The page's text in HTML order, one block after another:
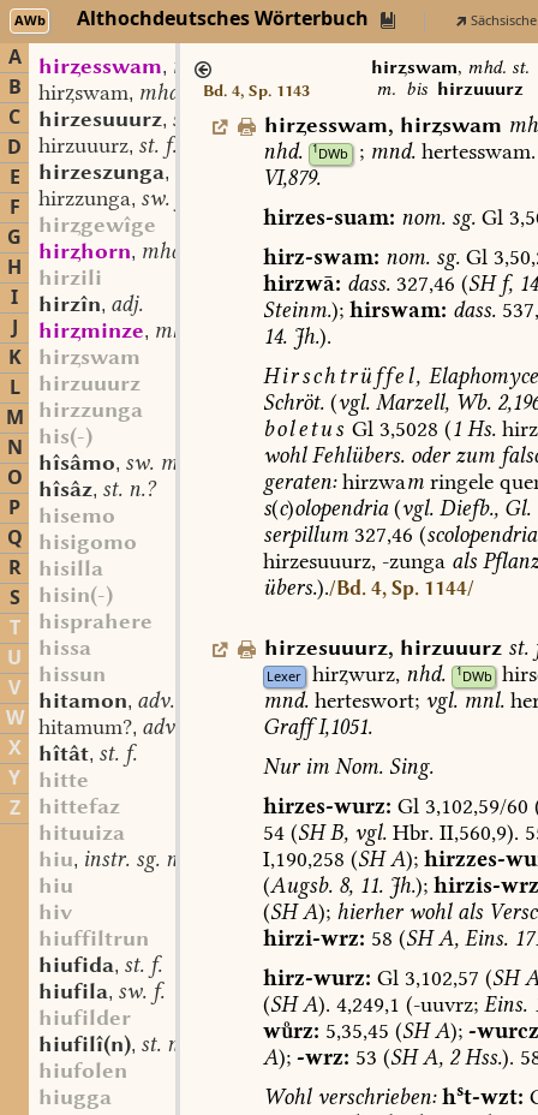
AWb Althochdeutsches Wörterbuch
A
B
C
D
E
F
G
H
I
J
K
L
M
N
O
P
Q
R
S
T
U
V
W
X
Y
Z
hiresswam, mhd. st. m.
hirswam, mhd. st. m.
hirzesuuurz, st. f.
hirzuuurz, st. f.
hirzeszunga,
hirzzunga, sw. f.
hirgewîge
hirhorn, mhd. st. n.
hirzili
hirzîn, adj.
hirminze, mhd. st. sw. f.
hirswam
hirzuuurz
hirzzunga
his(-)
hîsâmo, sw. m.
hîsâz, st. n.?
hisemo
hisigomo
hisilla
hisin(-)
hisprahere
hissa
hissun
hitamon, adv.
hitamum?, adv.
hîtât, st. f.
hitte
hittefaz
hituuiza
hiu, instr. sg. n.
hiu
hiv
hiuffiltrun
hiufida, st. f.
hiufila, sw. f.
hiufilder
hiufilî(n), st. n.
hiufolen
hiugga
Bd. 4, Sp. 1143
hirswam, mhd. st.
m. bis hirzuuurz
hiresswam, hirswam
nhd.
1DWb ; mnd.hertesswam.
VI,879.
hirzes-suam: nom.sg.Gl
hirz-swam: nom.sg.Gl
hirzwā: dass. 327,46 (SHf,
Steinm.); hirswam: dass.
14.Jh.).
Hirschtrüffel,
Schröt.(vgl. Marzell,Wb.
boletus Gl 3,5028 (1 Hs.
wohlFehlübers.oderzum
geraten:hirzwamringele
s(c)olopendria (vgl.Diefb.,Gl.
serpillum327,46 (scolopendria
hirzesuuurz,-zunga als
übers.)./Bd. 4, Sp. 1144/
hirzesuuurz, hirzuuurz st.
Lexer hirwurz, nhd. 1DWb
mnd.herteswort; vgl.mnl.
GraffI,1051.
NurimNom.Sing.
hirzes-wurz: Gl3,102,59/60
54(SHB, vgl.Hbr. II,560,9).
I,190,258 (SHA); hirzzes-
(Augsb.8,11.Jh.); hirzis-
(SHA); hierherwohlals
hirzi-wrz: 58 (SHA,Eins.
hirz-wurz: Gl3,102,57 (SH
(SHA). 4,249,1 (-uuvrz; Eins.
wrz: 5,35,45 (SHA); -
A); -wrz: 53 (SHA,2Hss.).
Wohlverschrieben: hst-wzt: